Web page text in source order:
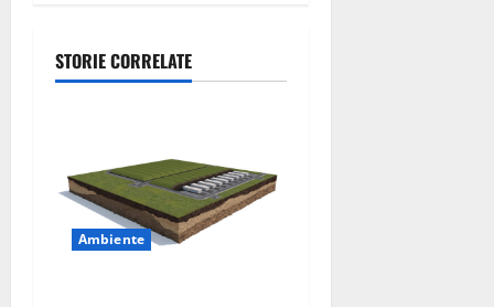
n
a
r
STORIE CORRELATE
Ambiente